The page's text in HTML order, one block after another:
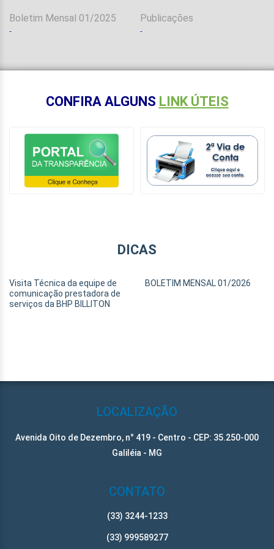
Boletim Mensal 01/2025
-
Publicações
-
CONFIRA ALGUNS LINK ÚTEIS
DICAS
Visita Técnica da equipe de
comunicação prestadora de
serviços da BHP BILLITON
BOLETIM MENSAL 01/2026
LOCALIZAÇÃO
Avenida Oito de Dezembro, n° 419 - Centro - CEP: 35.250-000
Galiléia - MG
CONTATO
(33) 3244-1233
(33) 999589277